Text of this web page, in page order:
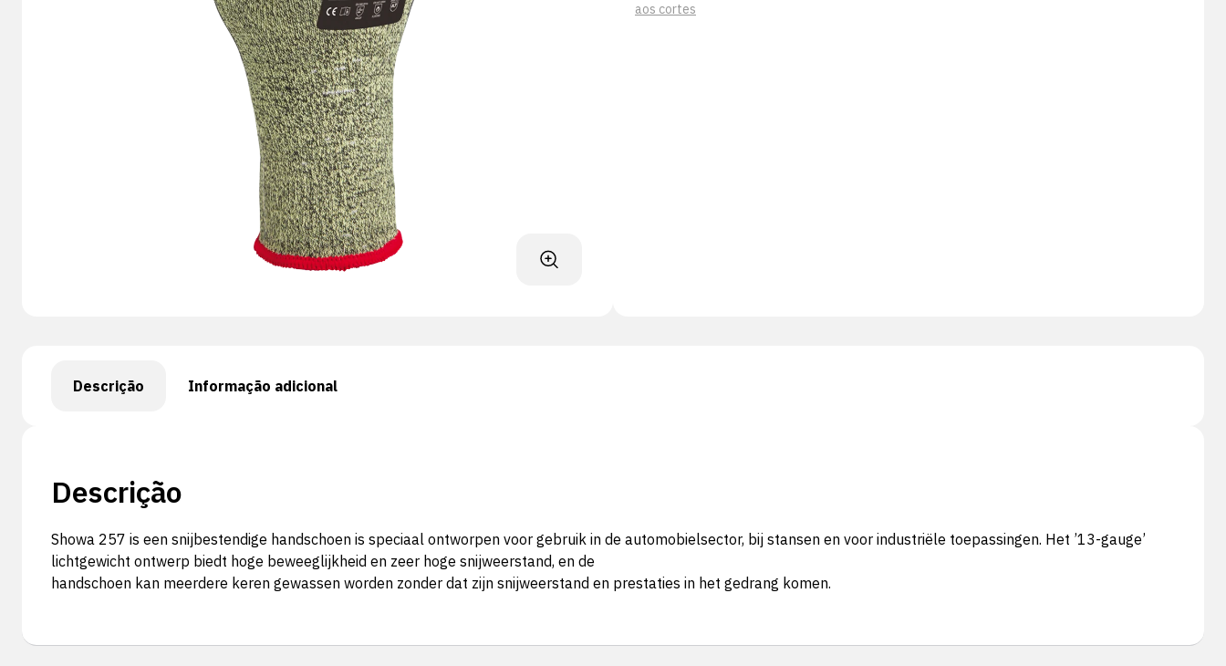
aos cortes
Descrição Informação adicional
Descrição
Showa 257 is een snijbestendige handschoen is speciaal ontworpen voor gebruik in de automobielsector, bij stansen en voor industriële toepassingen. Het ’13-gauge’
lichtgewicht ontwerp biedt hoge beweeglijkheid en zeer hoge snijweerstand, en de
handschoen kan meerdere keren gewassen worden zonder dat zijn snijweerstand en prestaties in het gedrang komen.